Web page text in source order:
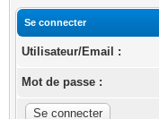
Se connecter
Utilisateur/Email :
Mot de passe :